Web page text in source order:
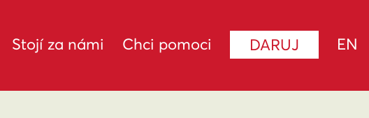
Stojí za námi Chci pomoci DARUJ EN